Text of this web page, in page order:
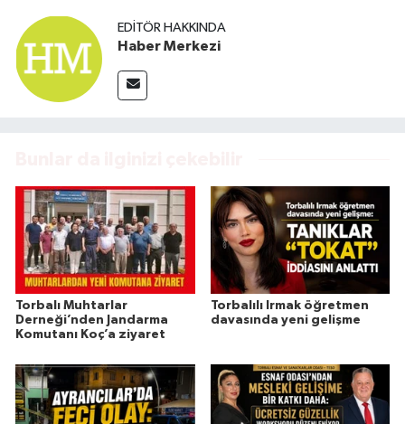
EDITÖR HAKKINDA
Haber Merkezi
Torbalı Muhtarlar
Derneği’nden Jandarma
Komutanı Koç’a ziyaret
Torbalılı Irmak öğretmen
davasında yeni gelişme